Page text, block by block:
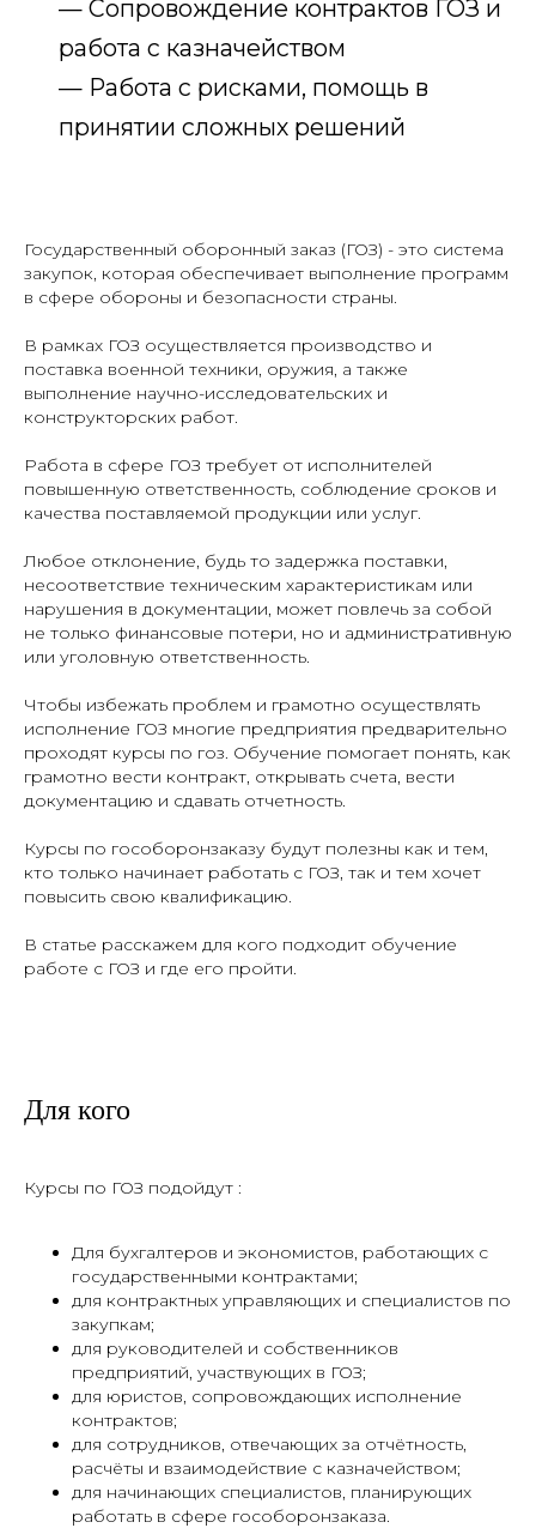
Государственный оборонный заказ (ГОЗ) - это система
закупок, которая обеспечивает выполнение программ
в сфере обороны и безопасности страны.
В рамках ГОЗ осуществляется производство и
поставка военной техники, оружия, а также
выполнение научно-исследовательских и
конструкторских работ.
Работа в сфере ГОЗ требует от исполнителей
повышенную ответственность, соблюдение сроков и
качества поставляемой продукции или услуг.
Любое отклонение, будь то задержка поставки,
несоответствие техническим характеристикам или
нарушения в документации, может повлечь за собой
не только финансовые потери, но и административную
или уголовную ответственность.
Чтобы избежать проблем и грамотно осуществлять
исполнение ГОЗ многие предприятия предварительно
проходят курсы по гоз. Обучение помогает понять, как
грамотно вести контракт, открывать счета, вести
документацию и сдавать отчетность.
Курсы по гособоронзаказу будут полезны как и тем,
кто только начинает работать с ГОЗ, так и тем хочет
повысить свою квалификацию.
В статье расскажем для кого подходит обучение
работе с ГОЗ и где его пройти.
Для кого
Курсы по ГОЗ подойдут :
Для бухгалтеров и экономистов, работающих с
государственными контрактами;
для контрактных управляющих и специалистов по
закупкам;
для руководителей и собственников
предприятий, участвующих в ГОЗ;
для юристов, сопровождающих исполнение
контрактов;
для сотрудников, отвечающих за отчётность,
расчёты и взаимодействие с казначейством;
для начинающих специалистов, планирующих
работать в сфере гособоронзаказа.